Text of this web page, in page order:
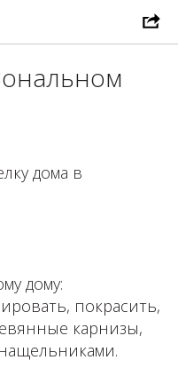
дома в
дому:
покрасить,
карнизы,